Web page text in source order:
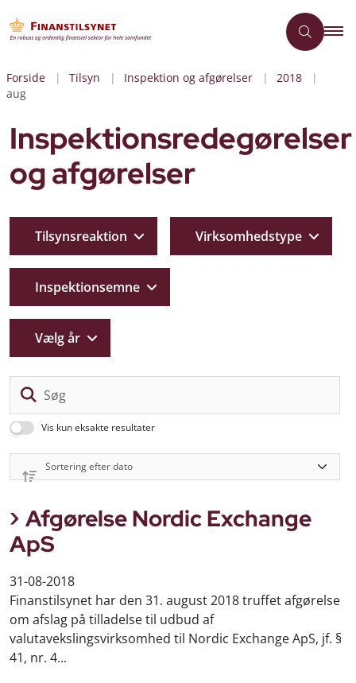
Forside Tilsyn Inspektion og afgørelser
2018
aug
Inspektionsredegørelser
og afgørelser
Vis kun eksakte resultater
Tilsynsreaktion Virksomhedstype
Inspektionsemne
Vælg år
Afgørelse Nordic Exchange
ApS
31-08-2018
Finanstilsynet har den 31. august 2018 truffet afgørelse
om afslag på tilladelse til udbud af
valutavekslingsvirksomhed til Nordic Exchange ApS, jf. §
41, nr. 4...